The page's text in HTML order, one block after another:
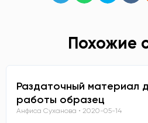
Похожие
Раздаточный материал
работы образец
Анфиса Суханова 2020-05-14